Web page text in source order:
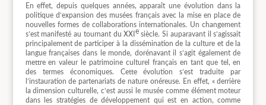
En effet, depuis quelques années, apparaît une évolution dans la
politique d’expansion des musées français avec la mise en place de
nouvelles formes de collaborations internationales. Un changement
s’est manifesté au tournant du XXI esiècle. Si auparavant il s’agissait
principalement de participer à la dissémination de la culture et de la
langue françaises dans le monde, dorénavant il s’agit également de
mettre en valeur le patrimoine culturel français en tant que tel, en
des termes économiques. Cette évolution s’est traduite par
l’instauration de partenariats de nature onéreuse. En effet, « derrière
la dimension culturelle, c’est aussi le musée comme élément moteur
dans les stratégies de développement qui est en action, comme